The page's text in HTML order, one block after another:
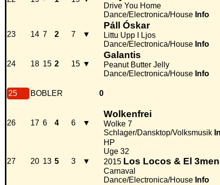
Drive You Home
Dance/Electronica/House Info
23 14 7 2 7 ▼
Páll Óskar
Littu Upp I Ljos
Dance/Electronica/House Info
24 18 15 2 15 ▼
Galantis
Peanut Butter Jelly
Dance/Electronica/House Info
25 BOBLER 0
26 17 6 4 6 ▼
Wolkenfrei
Wolke 7
Schlager/Dansktop/Volksmusik
27 20 13 5 3 ▼
HP
Uge 32
2015 Los Locos & El
Carnaval
Dance/Electronica/House Info